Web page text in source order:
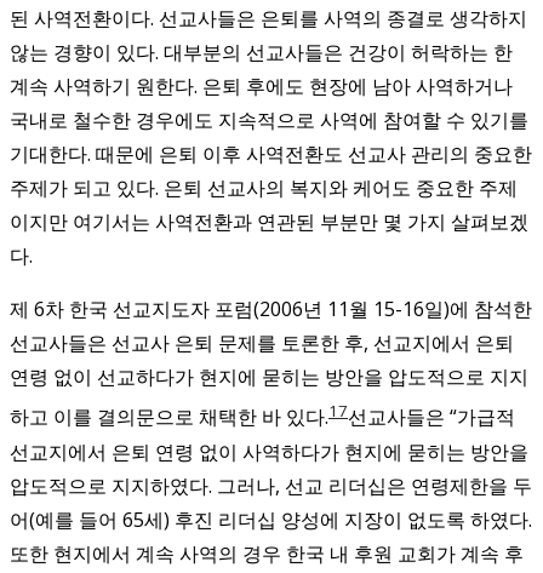
된 사역전환이다. 선교사들은 은퇴를 사역의 종결로 생각하지
않는 경향이 있다. 대부분의 선교사들은 건강이 허락하는 한
계속 사역하기 원한다. 은퇴 후에도 현장에 남아 사역하거나
국내로 철수한 경우에도 지속적으로 사역에 참여할 수 있기를
기대한다. 때문에 은퇴 이후 사역전환도 선교사 관리의 중요한
주제가 되고 있다. 은퇴 선교사의 복지와 케어도 중요한 주제
이지만 여기서는 사역전환과 연관된 부분만 몇 가지 살펴보겠
다.
제 6차 한국 선교지도자 포럼(2006년 11월 15-16일)에 참석한
선교사들은 선교사 은퇴 문제를 토론한 후, 선교지에서 은퇴
연령 없이 선교하다가 현지에 묻히는 방안을 압도적으로 지지
하고 이를 결의문으로 채택한 바 있다.17선교사들은 “가급적
선교지에서 은퇴 연령 없이 사역하다가 현지에 묻히는 방안을
압도적으로 지지하였다. 그러나, 선교 리더십은 연령제한을 두
어(예를 들어 65세) 후진 리더십 양성에 지장이 없도록 하였다.
또한 현지에서 계속 사역의 경우 한국 내 후원 교회가 계속 후